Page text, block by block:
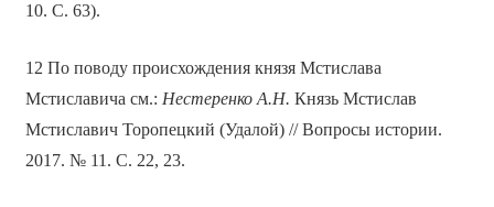
10. С. 63).
12 По поводу происхождения князя Мстислава
Мстиславича см.: Нестеренко А.Н. Князь Мстислав
Мстиславич Торопецкий (Удалой) // Вопросы истории.
2017. № 11. С. 22, 23.